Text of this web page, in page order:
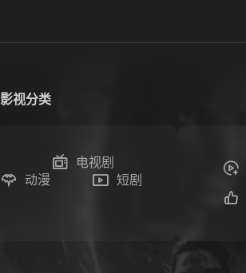
影视分类
电视剧
动漫 短剧